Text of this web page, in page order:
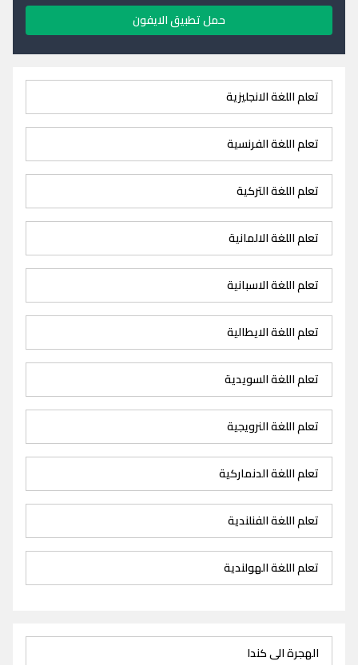
حمل تطبيق الايفون
تعلم اللغة الانجليزية
تعلم اللغة الفرنسية
تعلم اللغة التركية
تعلم اللغة الالمانية
تعلم اللغة الاسبانية
تعلم اللغة الايطالية
تعلم اللغة السويدية
تعلم اللغة النرويجية
تعلم اللغة الدنماركية
تعلم اللغة الفنلندية
تعلم اللغة الهولندية
الهجرة الى كندا